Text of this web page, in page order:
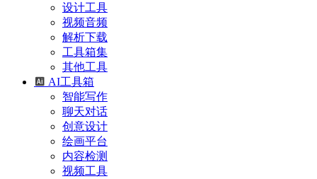
设计工具
视频音频
解析下载
工具箱集
其他工具
AI工具箱
智能写作
聊天对话
创意设计
绘画平台
内容检测
视频工具